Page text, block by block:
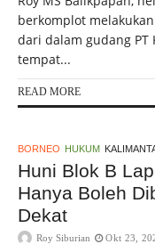
berkomplot
dari dalam gudang PT
tempat...
READ MORE
BORNEO HUKUM
Huni Blok B
Hanya Boleh
Dekat
Roy Siburian Okt 23,